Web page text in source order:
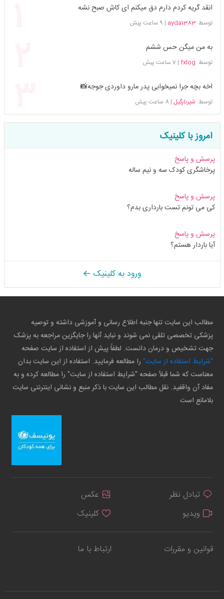
انقد گریه کردم دارم دق میکنم ای کاش صبح نشه
توسطayda1383
| 9 ساعت پیش
به من میگن حس ششم
توسط fxlog
|7 ساعت پیش
اخه بچه جرا نمیخوابی پدر مارو داوردی جوجه📸
توسط شیرنارگیل |8 ساعت پیش
امروز با کلینیک
پرسش و پاسخ
پرخاشگری کودک سه و نیم ساله
پرسش و پاسخ
کی می تونم تست بارداری بدم؟
پرسش و پاسخ
آیا باردار هستم؟
ورود به کلینیک
مطالب این سایت تنها جنبه اطلاع رسانی و آموزشی داشته و توصیه
پزشکی تخصصی تلقی نمی شوند و نباید آنها را جایگزین مراجعه به پزشک
جهت تشخیص و درمان دانست. لطفاً پیش از استفاده از سایت صفحه
"شرایط استفاده از سایت" را مطالعه فرمایید. استفاده از این سایت بدان
معناست که شما قبلاً صفحه "شرایط استفاده از سایت" را مطالعه کرده و به
مفاد آن واقفید. نقل مطالب این سایت با ذکر منبع و نشانی اینترنتی سایت
بلامانع است
تبادل نظر
عکس
ویدیو
کلینیک
قوانین و مقررات ارتباط با ما